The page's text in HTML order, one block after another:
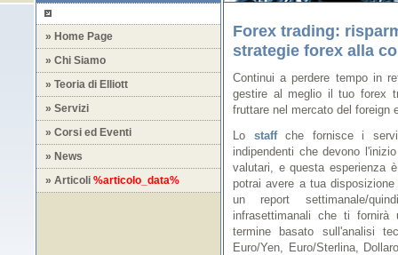
» Home Page
» Chi Siamo
» Teoria di Elliott
» Servizi
» Corsi ed Eventi
» News
» Articoli %articolo_data%
Forex trading:
strategie forex alla
Continui a perdere tempo in
gestire al meglio il tuo forex
fruttare nel mercato del foreign
Lo staffche fornisce i
indipendenti che devono
valutari, e questa esperienza
potrai avere a tua
un report settimanale/
infrasettimanali che ti fornirà
termine basato sull'analisi
Euro/Yen, Euro/Sterlina,